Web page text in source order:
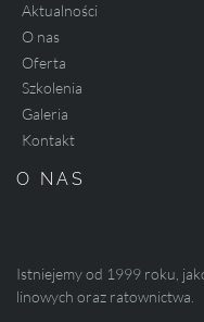
Aktualności
O nas
Oferta
Szkolenia
Galeria
Kontakt
O NAS
Istniejemy od 1999 roku,
linowych oraz ratownictwa.